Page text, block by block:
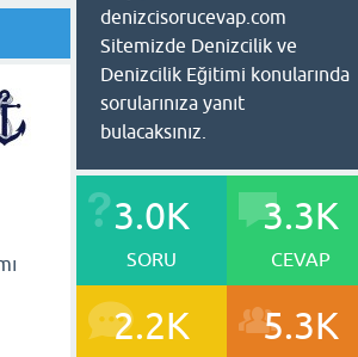
denizcisorucevap.com
Sitemizde Denizcilik ve
Denizcilik Eğitimi konularında
sorularınıza yanıt
bulacaksınız.
3.0K
SORU
3.3K
CEVAP
2.2K 5.3K